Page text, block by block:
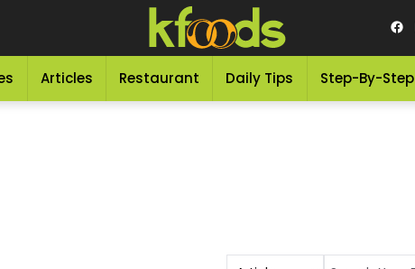
Articles Restaurant Daily Tips Step-By-Step